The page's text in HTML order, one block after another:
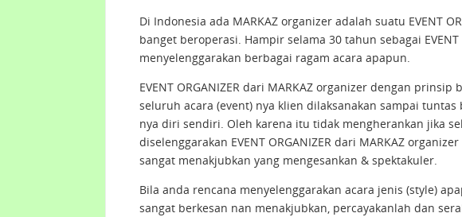
Di Indonesia ada MARKAZ organizer adalah suatu EVENT
banget beroperasi. Hampir selama 30 tahun sebagai EVENT
menyelenggarakan berbagai ragam acara apapun.
EVENT ORGANIZER dari MARKAZ organizer dengan
seluruh acara (event) nya klien dilaksanakan sampai tuntas
nya diri sendiri. Oleh karena itu tidak mengherankan jika
diselenggarakan EVENT ORGANIZER dari MARKAZ
sangat menakjubkan yang mengesankan & spektakuler.
Bila anda rencana menyelenggarakan acara jenis (style)
sangat berkesan nan menakjubkan, percayakanlah dan